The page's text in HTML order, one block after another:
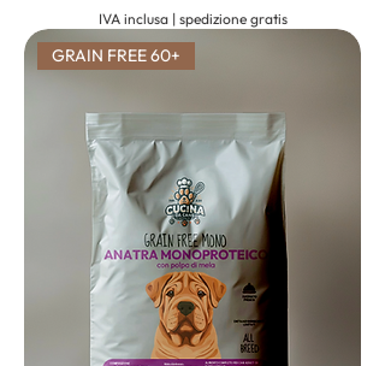
IVA inclusa| spedizione gratis
GRAIN FREE 60+